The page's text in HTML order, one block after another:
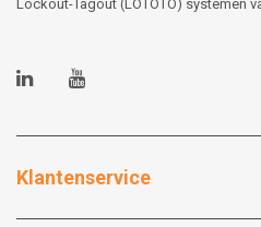
Lockout-Tagout (LOTOTO) systemen
Klantenservice